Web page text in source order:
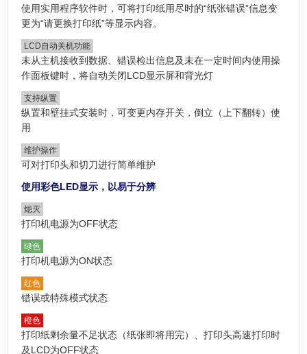
使用实用程序软件时，可将打印纸用尽时的“纸张错误”信息变
更为“请更换打印纸”等显示内容。
LCD自动关机功能
未从主机接收到数据、错误检出信息及未在一定时间内使用操
作面板键时，将自动关闭LCD显示屏和背光灯
支持纵置
纵置和壁挂式安装时，可变更内存开关，倒立（上下翻转）使
用
维护操作
可对打印头和切刀进行简单维护
使用彩色LED显示，以易于分辨
熄灭
打印机电源为OFF状态
绿色
打印机电源为ON状态
红色
错误或特殊模式状态
橙色
打印纸剩余量不足状态（纸张即将用完）、打印头高速打印时
及LCD为OFF状态